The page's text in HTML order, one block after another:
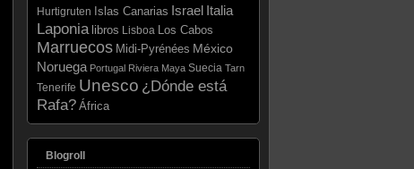
Hurtigruten Islas Canarias Israel Italia
Laponia libros Lisboa Los Cabos
Marruecos Midi-Pyrénées México
Noruega Portugal Riviera Maya Suecia Tarn
Tenerife Unesco ¿Dónde está
Rafa? África
Blogroll